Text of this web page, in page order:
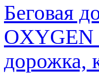
Беговая
OXYGEN
дорожка,